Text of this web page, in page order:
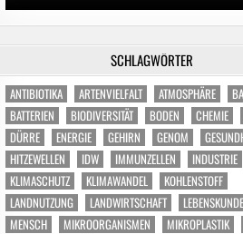
SCHLAGWÖRTER
ANTIBIOTIKA ARTENVIELFALT ATMOSPHÄRE
BATTERIEN
BIODIVERSITÄT BODEN CHEMIE
DÜRRE
ENERGIE GEHIRN GENOM
HITZEWELLEN
IDW IMMUNZELLEN INDUSTRIE
KLIMASCHUTZ
KLIMAWANDEL
KOHLENSTOFF
LANDNUTZUNG
LANDWIRTSCHAFT
LEBENSKUNDE
MENSCH
MIKROORGANISMEN MIKROPLASTIK